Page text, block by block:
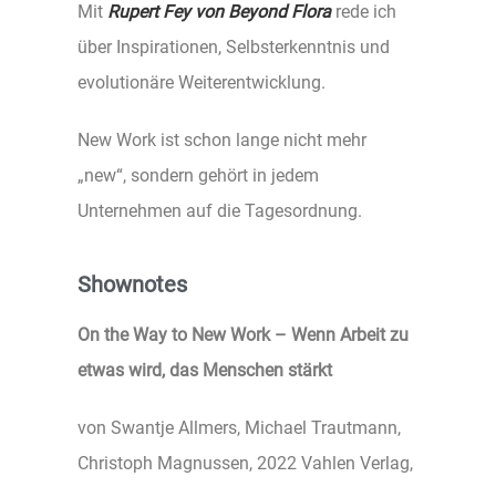
Mit Rupert Fey von Beyond Flora rede ich
über Inspirationen, Selbsterkenntnis und
evolutionäre Weiterentwicklung.
New Work ist schon lange nicht mehr
„new“, sondern gehört in jedem
Unternehmen auf die Tagesordnung.
Shownotes
On the Way to New Work – Wenn Arbeit zu
etwas wird, das Menschen stärkt
von Swantje Allmers, Michael Trautmann,
Christoph Magnussen, 2022 Vahlen Verlag,